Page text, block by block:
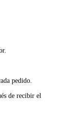
pedido.
de recibir el